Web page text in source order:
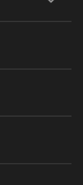
兴趣培训
企微SCRM